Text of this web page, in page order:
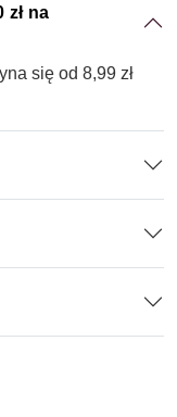
zł na
się od 8,99 zł